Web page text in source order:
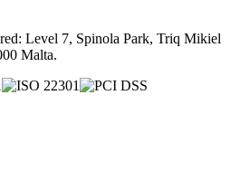
Level 7, Spinola Park, Triq Mikiel
Malta.